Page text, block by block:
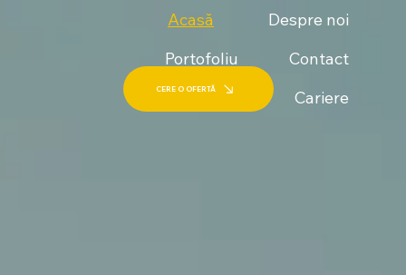
Acasă
Despre noi
Portofoliu
Contact
Cariere
CERE O OFERTĂ